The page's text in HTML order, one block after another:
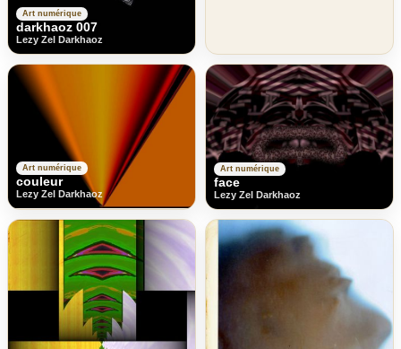
Art numérique
darkhaoz 007
Lezy Zel Darkhaoz
Art numérique
couleur
Lezy Zel Darkhaoz
Art numérique
face
Lezy Zel Darkhaoz